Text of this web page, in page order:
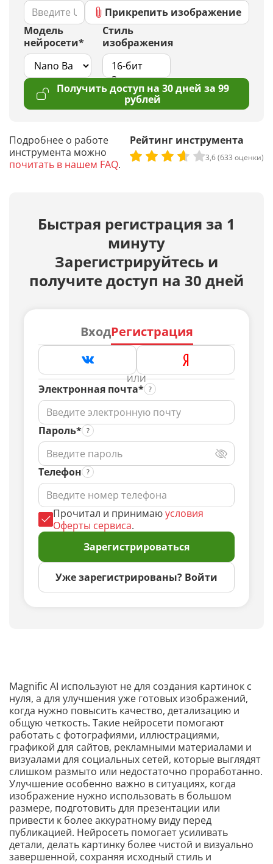
Прикрепить изображение
Модель
нейросети*
Стиль
изображения
Получить доступ на 30 дней за 99
рублей
Подробнее о работе
инструмента можно
почитать в нашем FAQ.
Рейтинг инструмента
3,6 (633 оценки)
Быстрая регистрация за 1
минуту
Зарегистрируйтесь и
получите доступ на 30 дней
ВходРегистрация
ИЛИ
Электронная почта*
Пароль*
Телефон
Прочитал и принимаюусловия
Оферты сервиса.
Зарегистрироваться
Уже зарегистрированы? Войти
Magnific AI используют не для создания картинок с
нуля, а для улучшения уже готовых изображений,
когда нужно повысить качество, детализацию и
общую четкость. Такие нейросети помогают
работать с фотографиями, иллюстрациями,
графикой для сайтов, рекламными материалами и
визуалами для социальных сетей, которые выглядят
слишком размыто или недостаточно проработанно.
Улучшение особенно важно в ситуациях, когда
изображение нужно использовать в большом
размере, подготовить для презентации или
привести к более аккуратному виду перед
публикацией. Нейросеть помогает усиливать
детали, делать картинку более чистой и визуально
завершенной, сохраняя исходный стиль и